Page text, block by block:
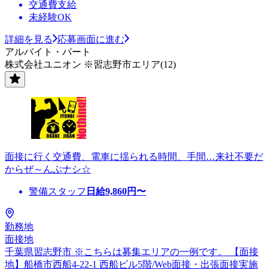
交通費支給
未経験OK
詳細を見る
応募画面に進む
アルバイト・パート
株式会社ユニオン ※習志野市エリア(12)
面接に行く交通費、電車に揺られる時間、手間…来社不要だ
からぜ～んぶナシ☆
警備スタッフ 日給9,860円〜
勤務地
面接地
千葉県習志野市 ※こちらは募集エリアの一例です。 【面接
地】船橋市西船4-22-1 西船ビル5階/Web面接・出張面接実施